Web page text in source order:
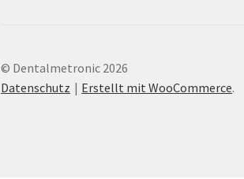
© Dentalmetronic 2026
Datenschutz
Erstellt mit WooCommerce.